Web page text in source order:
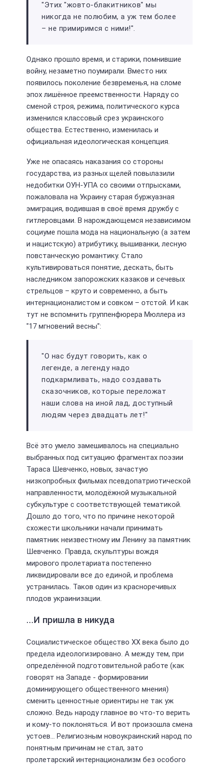
"Этих "жовто-блакитников" мы
никогда не полюбим, а уж тем более
– не примиримся с ними!".
Однако прошло время, и старики, помнившие
войну, незаметно поумирали. Вместо них
появилось поколение безвременья, на сломе
эпох лишённое преемственности. Наряду со
сменой строя, режима, политического курса
изменился классовый срез украинского
общества. Естественно, изменилась и
официальная идеологическая концепция.
Уже не опасаясь наказания со стороны
государства, из разных щелей повылазили
недобитки ОУН-УПА со своими отпрысками,
пожаловала на Украину старая буржуазная
эмиграция, водившая в своё время дружбу с
гитлеровцами. В нарождающемся независимом
социуме пошла мода на национальную (а затем
и нацистскую) атрибутику, вышиванки, лесную
повстанческую романтику. Стало
культивироваться понятие, дескать, быть
наследником запорожских казаков и сечевых
стрельцов – круто и современно, а быть
интернационалистом и совком – отстой. И как
тут не вспомнить группенфюрера Мюллера из
"17 мгновений весны":
"О нас будут говорить, как о
легенде, а легенду надо
подкармливать, надо создавать
сказочников, которые переложат
наши слова на иной лад, доступный
людям через двадцать лет!"
Всё это умело замешивалось на специально
выбранных под ситуацию фрагментах поэзии
Тараса Шевченко, новых, зачастую
низкопробных фильмах псевдопатриотической
направленности, молодёжной музыкальной
субкультуре с соответствующей тематикой.
Дошло до того, что по причине некоторой
схожести школьники начали принимать
памятник неизвестному им Ленину за памятник
Шевченко. Правда, скульптуры вождя
мирового пролетариата постепенно
ликвидировали все до единой, и проблема
устранилась. Таков один из красноречивых
плодов украинизации.
...И пришла в никуда
Социалистическое общество ХХ века было до
предела идеологизировано. А между тем, при
определённой подготовительной работе (как
говорят на Западе - формировании
доминирующего общественного мнения)
сменить ценностные ориентиры не так уж
сложно. Ведь народу главное во что-то верить
и кому-то поклоняться. И вот произошла смена
устоев... Религиозным новоукраинский народ по
понятным причинам не стал, зато
пролетарский интернационализм без особого